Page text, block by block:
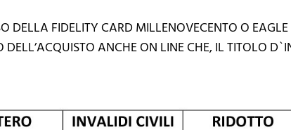
DELLA FIDELITY CARD MILLENOVECENTO O
ANCHE ON LINE CHE, IL TITOLO